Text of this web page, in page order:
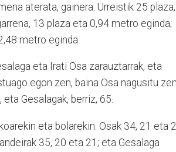
aterata, gainera. Urreistik 25 plaza,
13 plaza eta 0,94 metro eginda;
metro eginda.
eta Irati Osa zarauztarrak, eta
egon zen, baina Osa nagusitu
Gesalagak, berriz, 65.
eta bolarekin. Osak 34, 21 eta
35, 20 eta 21; eta Gesalaga